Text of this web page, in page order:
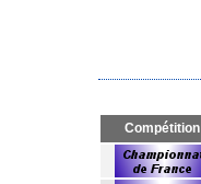
Compétition